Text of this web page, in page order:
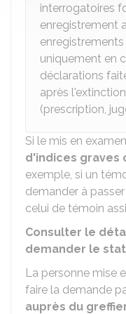
interrogatoires
enregistrement
uniquement en
déclarations
après
(prescription,
Si le mis en
d'indices graves
exemple, si un
demander à
celui de témoin
Consulter le
demander le
La personne mise
faire la demande
auprès du